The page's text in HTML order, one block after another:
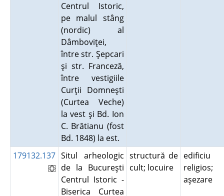
Centrul Istoric,
pe malul stâng
(nordic) al
Dâmboviţei,
între str. Şepcari
şi str. Franceză,
între vestigiile
Curţii Domneşti
(Curtea Veche)
la vest şi Bd. Ion
C. Brătianu (fost
Bd. 1848) la est.
179132.137 Situl arheologic
de la Bucureşti
Centrul Istoric -
Biserica Curtea
structură de
cult; locuire
edificiu
religios;
aşezare